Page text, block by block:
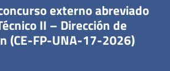
externo abreviado
II – Dirección de
(CE-FP-UNA-17-2026)